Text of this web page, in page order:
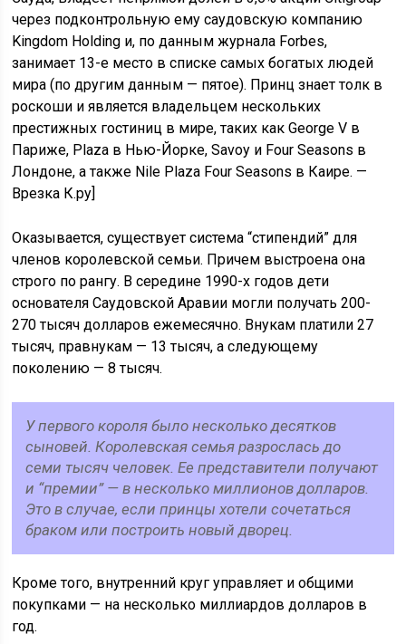
через подконтрольную ему саудовскую компанию
Kingdom Holding и, по данным журнала Forbes,
занимает 13-е место в списке самых богатых людей
мира (по другим данным — пятое). Принц знает толк в
роскоши и является владельцем нескольких
престижных гостиниц в мире, таких как George V в
Париже, Plaza в Нью-Йорке, Savoy и Four Seasons в
Лондоне, а также Nile Plaza Four Seasons в Каире. —
Врезка К.ру]
Оказывается, существует система “стипендий” для
членов королевской семьи. Причем выстроена она
строго по рангу. В середине 1990-х годов дети
основателя Саудовской Аравии могли получать 200-
270 тысяч долларов ежемесячно. Внукам платили 27
тысяч, правнукам — 13 тысяч, а следующему
поколению — 8 тысяч.
У первого короля было несколько десятков
сыновей. Королевская семья разрослась до
семи тысяч человек. Ее представители получают
и “премии” — в несколько миллионов долларов.
Это в случае, если принцы хотели сочетаться
браком или построить новый дворец.
Кроме того, внутренний круг управляет и общими
покупками — на несколько миллиардов долларов в
год.